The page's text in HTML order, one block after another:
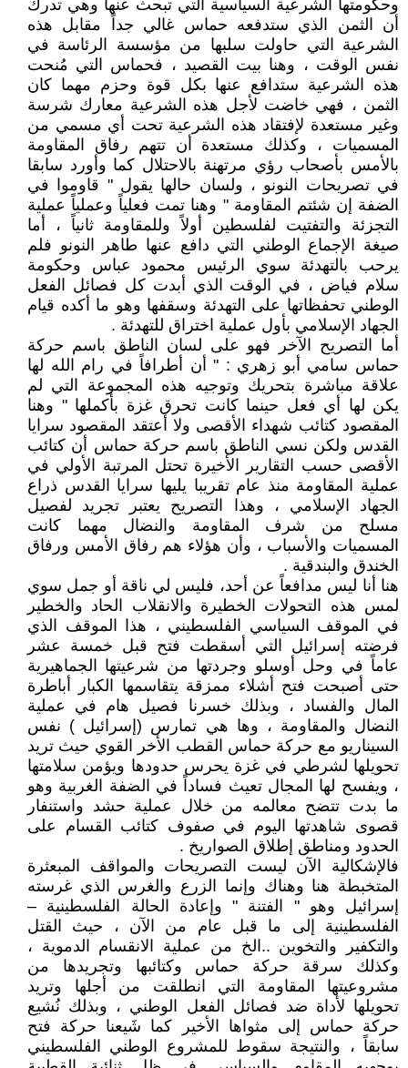
وحكومتها الشرعية السياسية التي تبحث عنها وهي تدرك
أن الثمن الذي ستدفعه حماس غالي جداً مقابل هذه
الشرعية التي حاولت سلبها من مؤسسة الرئاسة في
نفس الوقت ، وهنا بيت القصيد ، فحماس التي مُنحت
هذه الشرعية ستدافع عنها بكل قوة وحزم مهما كان
الثمن ، فهي خاضت لأجل هذه الشرعية معارك شرسة
وغير مستعدة لإفتقاد هذه الشرعية تحت أي مسمي من
المسميات ، وكذلك مستعدة أن تتهم رفاق المقاومة
بالأمس بأصحاب رؤي مرتهنة بالاحتلال كما وأورد سابقا
في تصريحات النونو ، ولسان حالها يقول " قاوموا في
الضفة إن شئتم المقاومة " وهنا تمت فعلياً وعملياً عملية
التجزئة والتفتيت لفلسطين أولاً وللمقاومة ثانياً ، أما
صيغة الإجماع الوطني التي دافع عنها طاهر النونو فلم
يرحب بالتهدئة سوي الرئيس محمود عباس وحكومة
سلام فياض ، في الوقت الذي أبدت كل فصائل الفعل
الوطني تحفظاتها على التهدئة وسقفها وهو ما أكده قيام
الجهاد الإسلامي بأول عملية اختراق للتهدئة .
أما التصريح الآخر فهو على لسان الناطق باسم حركة
حماس سامي أبو زهري : " أن أطرافاً في رام الله لها
علاقة مباشرة بتحريك وتوجيه هذه المجموعة التي لم
يكن لها أي فعل حينما كانت تحرق غزة بأكملها " وهنا
المقصود كتائب شهداء الأقصى ولا أعتقد المقصود سرايا
القدس ولكن نسي الناطق باسم حركة حماس أن كتائب
الأقصى حسب التقارير الأخيرة تحتل المرتبة الأولي في
عملية المقاومة منذ عام تقريبا يليها سرايا القدس ذراع
الجهاد الإسلامي ، وهذا التصريح يعتبر تجريد لفصيل
مسلح من شرف المقاومة والنضال مهما كانت
المسميات والأسباب ، وأن هؤلاء هم رفاق الأمس ورفاق
الخندق والبندقية .
هنا أنا ليس مدافعاً عن أحد، فليس لي ناقة أو جمل سوي
لمس هذه التحولات الخطيرة والانقلاب الحاد والخطير
في الموقف السياسي الفلسطيني ، هذا الموقف الذي
فرضته إسرائيل التي أسقطت فتح قبل خمسة عشر
عاماً في وحل أوسلو وجردتها من شرعيتها الجماهيرية
حتى أصبحت فتح أشلاء ممزقة يتقاسمها الكبار أباطرة
المال والفساد ، وبذلك خسرنا فصيل هام في عملية
النضال والمقاومة ، وها هي تمارس (إسرائيل ) نفس
السيناريو مع حركة حماس القطب الأخر القوي حيث تريد
تحويلها لشرطي في غزة يحرس حدودها ويؤمن سلامتها
، ويفسح لها المجال تعيث فساداً في الضفة الغربية وهو
ما بدت تتضح معالمه من خلال عملية حشد واستنفار
قصوى شاهدتها اليوم في صفوف كتائب القسام على
الحدود ومناطق إطلاق الصواريخ .
فالإشكالية الآن ليست التصريحات والمواقف المبعثرة
المتخبطة هنا وهناك وإنما الزرع والغرس الذي غرسته
إسرائيل وهو " الفتنة " وإعادة الحالة الفلسطينية –
الفلسطينية إلى ما قبل عام من الآن ، حيث القتل
والتكفير والتخوين ..الخ من عملية الانقسام الدموية ،
وكذلك سرقة حركة حماس وكتائبها وتجريدها من
مشروعيتها المقاومة التي انطلقت من أجلها وتريد
تحويلها لأداة ضد فصائل الفعل الوطني ، وبذلك نُشيع
حركة حماس إلى مثواها الأخير كما شَيعنا حركة فتح
سابقاً ، والنتيجة سقوط للمشروع الوطني الفلسطيني